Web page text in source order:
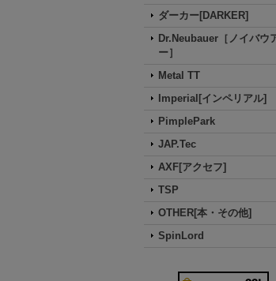
ダーカー[DARKER]
Dr.Neubauer［ノイバウ
ー］
Metal TT
Imperial[インペリアル]
PimplePark
JAP.Tec
AXF[アクセフ]
TSP
OTHER[本・その他]
SpinLord